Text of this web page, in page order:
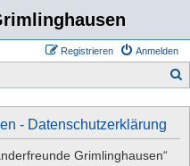
Anmelden
Registrieren
- Datenschutzerklärung
Grimlinghausen“